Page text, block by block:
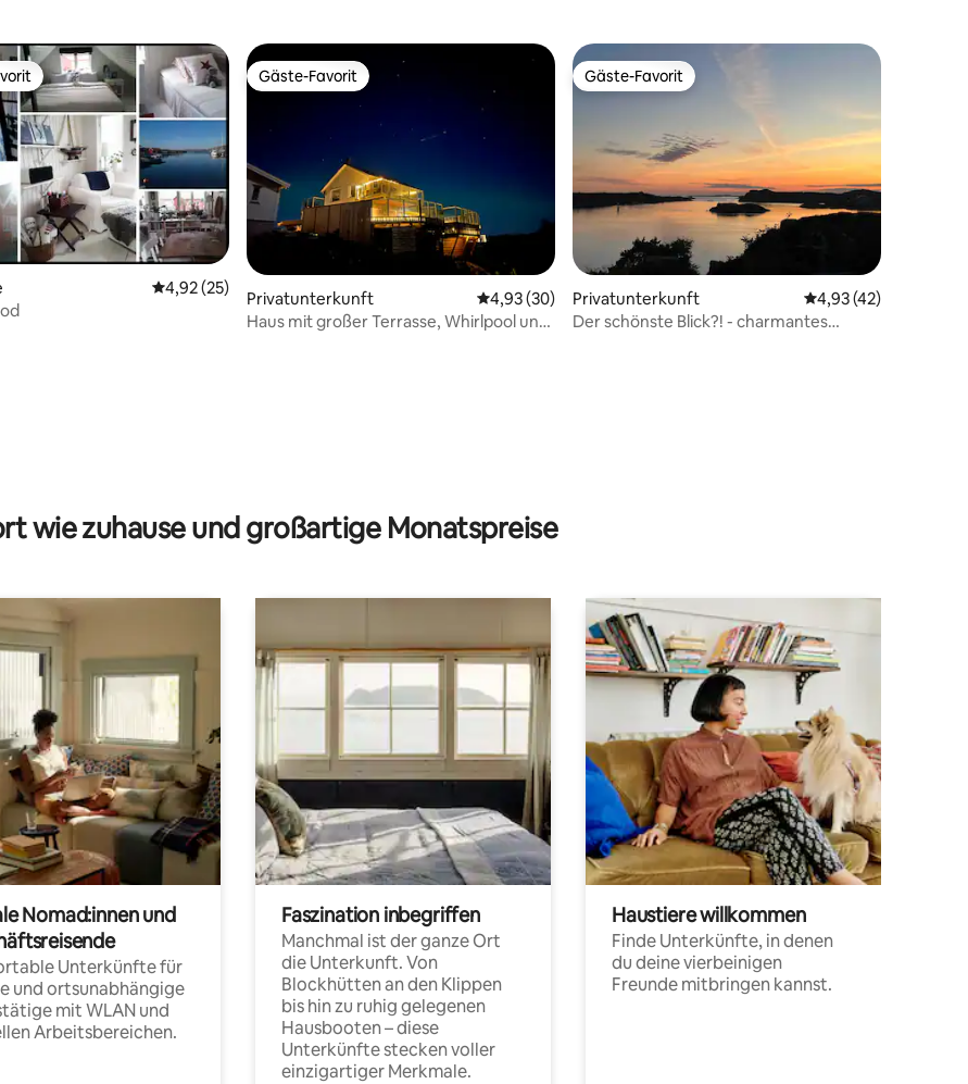
4,97 von 5, 32 Bewertungen
Durchschnittliche Bewertung: 4,92 von 5, 25 Bewertungen
4,92 (25)
Gäste-Favorit
Gäste-Favorit
Privatunterkunft Durchschnittliche Bewertung: 4,93 von 5, 30 Bewertungen
4,93 (30)
Haus mit großer Terrasse, Whirlpool und
Gäste-Favorit
Gäste-Favorit
Privatunterkunft Durchschnittliche
4,93 (42)
Der schönste Blick?! - charmantes
wie zuhause und großartige Monatspreise
Nomad:innen und
Unterkünfte für
und ortsunabhängige
mit WLAN und
Arbeitsbereichen.
Faszination inbegriffen
Manchmal ist der ganze Ort
die Unterkunft. Von
Blockhütten an den Klippen
bis hin zu ruhig gelegenen
Hausbooten – diese
Unterkünfte stecken voller
einzigartiger Merkmale.
Haustiere willkommen
Finde Unterkünfte, in denen
du deine vierbeinigen
Freunde mitbringen kannst.